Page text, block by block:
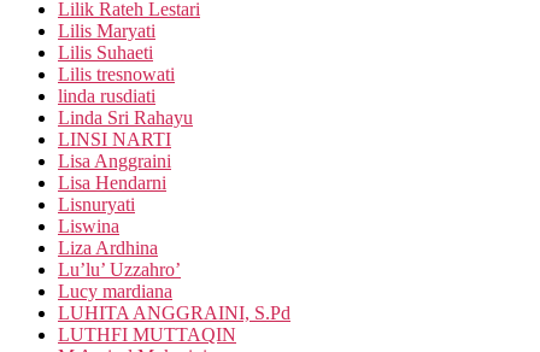
Lilik Rateh Lestari
Lilis Maryati
Lilis Suhaeti
Lilis tresnowati
linda rusdiati
Linda Sri Rahayu
LINSI NARTI
Lisa Anggraini
Lisa Hendarni
Lisnuryati
Liswina
Liza Ardhina
Lu’lu’ Uzzahro’
Lucy mardiana
LUHITA ANGGRAINI, S.Pd
LUTHFI MUTTAQIN